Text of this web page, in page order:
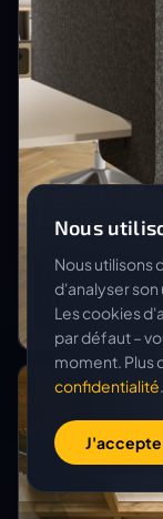
LISTA
LO
Nous
Nous utilisons
d'analyser
Les cookies
par défaut –
moment. Plus
confidentialité.
J'accepte